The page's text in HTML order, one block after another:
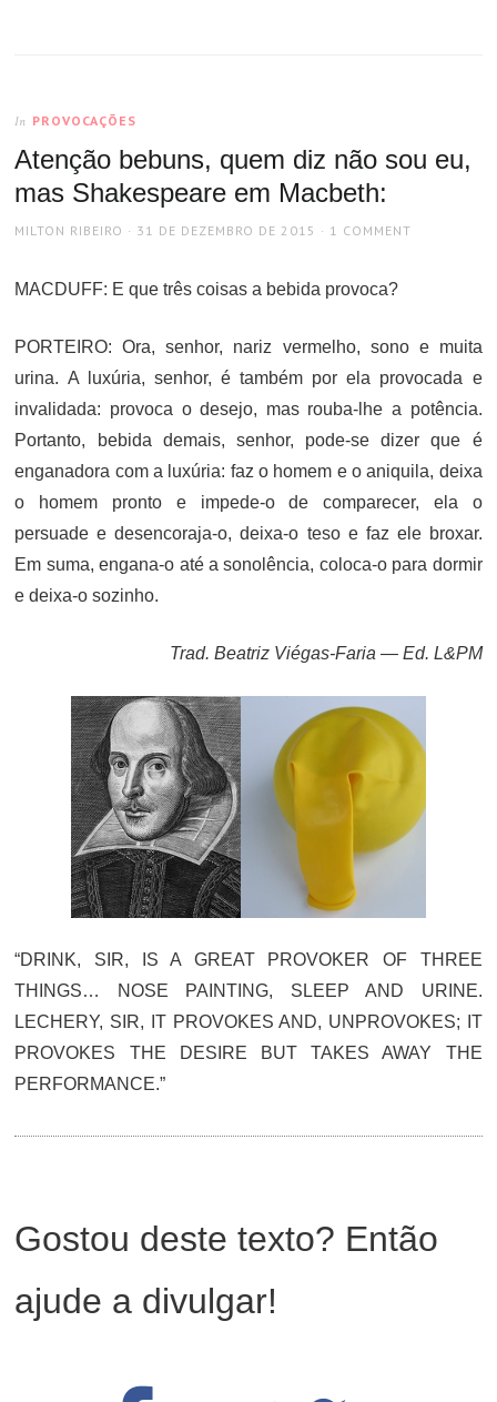
In PROVOCAÇÕES
Atenção bebuns, quem diz não sou eu,
mas Shakespeare em Macbeth:
AUTHOR
MILTON RIBEIRO
POSTED
31 DE DEZEMBRO DE 2015 1 COMMENT
MACDUFF: E que três coisas a bebida provoca?
PORTEIRO: Ora, senhor, nariz vermelho, sono e muita
urina. A luxúria, senhor, é também por ela provocada e
invalidada: provoca o desejo, mas rouba-lhe a potência.
Portanto, bebida demais, senhor, pode-se dizer que é
enganadora com a luxúria: faz o homem e o aniquila, deixa
o homem pronto e impede-o de comparecer, ela o
persuade e desencoraja-o, deixa-o teso e faz ele broxar.
Em suma, engana-o até a sonolência, coloca-o para dormir
e deixa-o sozinho.
Trad. Beatriz Viégas-Faria — Ed. L&PM
“DRINK, SIR, IS A GREAT PROVOKER OF THREE
THINGS… NOSE PAINTING, SLEEP AND URINE.
LECHERY, SIR, IT PROVOKES AND, UNPROVOKES; IT
PROVOKES THE DESIRE BUT TAKES AWAY THE
PERFORMANCE.”
Gostou deste texto? Então
ajude a divulgar!